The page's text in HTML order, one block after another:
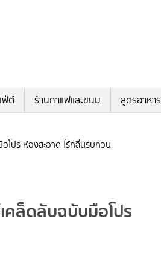
ฟ่ต์ ร้านกาแฟและขนม สูตรอาหาร
โปร ห้องสะอาด ไร้กลิ่นรบกวน
คล็ดลับฉบับมือโปร